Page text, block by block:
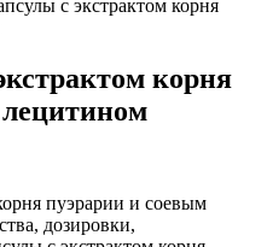
с экстрактом корня
корня
пуэрарии и соевым
дозировки,